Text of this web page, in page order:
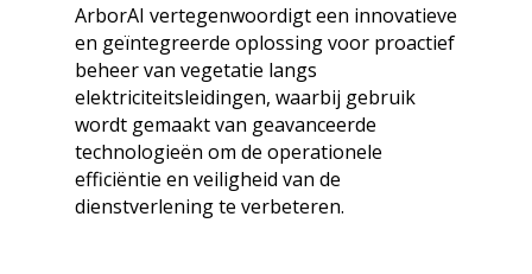
ArborAI vertegenwoordigt een innovatieve
en geïntegreerde oplossing voor proactief
beheer van vegetatie langs
elektriciteitsleidingen, waarbij gebruik
wordt gemaakt van geavanceerde
technologieën om de operationele
efficiëntie en veiligheid van de
dienstverlening te verbeteren.